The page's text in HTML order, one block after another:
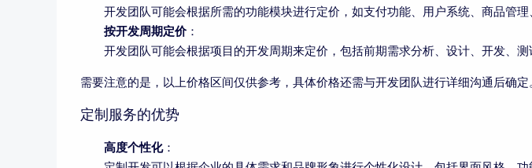
开发团队可能会根据所需的功能模块进行定价，如支付功能、用户系统、商品管
按开发周期定价：
开发团队可能会根据项目的开发周期来定价，包括前期需求分析、设计、开发、测
需要注意的是，以上价格区间仅供参考，具体价格还需与开发团队进行详细沟通后确
定制服务的优势
高度个性化：